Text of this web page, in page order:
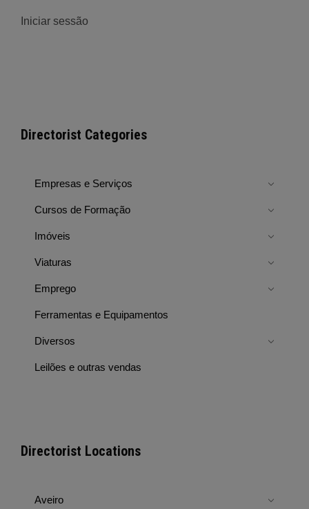
Iniciar sessão
Directorist Categories
Empresas e Serviços
Cursos de Formação
Imóveis
Viaturas
Emprego
Ferramentas e Equipamentos
Diversos
Leilões e outras vendas
Directorist Locations
Aveiro